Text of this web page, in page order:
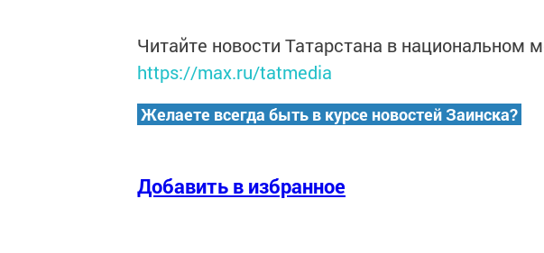
Читайте новости Татарстана в национальном
https://max.ru/tatmedia
Желаете всегда быть в курсе новостей Заинска?
Добавить в избранное